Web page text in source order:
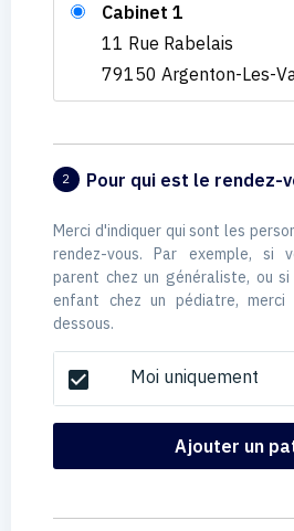
Cabinet 1
11 Rue Rabelais
79150 Argenton-Les-
2 Pour qui est le rendez-
Merci d'indiquer qui sont les
rendez-vous. Par exemple, si
parent chez un généraliste, ou si
enfant chez un pédiatre,
dessous.
check_box Moi uniquement
Ajouter un